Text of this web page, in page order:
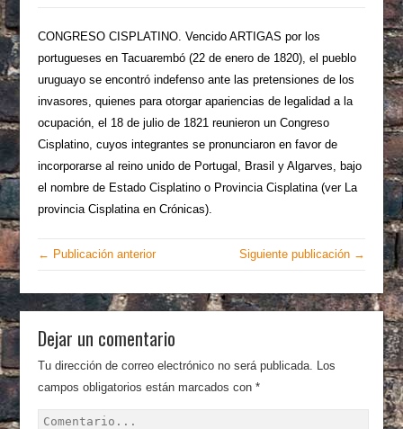
CONGRESO CISPLATINO. Vencido ARTIGAS por los
portugueses en Tacuarembó (22 de enero de 1820), el pueblo
uruguayo se encontró indefenso ante las pretensiones de los
invasores, quienes para otorgar apariencias de legalidad a la
ocupación, el 18 de julio de 1821 reunieron un Congreso
Cisplatino, cuyos integrantes se pronunciaron en favor de
incorporarse al reino unido de Portugal, Brasil y Algarves, bajo
el nombre de Estado Cisplatino o Provincia Cisplatina (ver La
provincia Cisplatina en Crónicas).
← Publicación anterior Siguiente publicación →
Dejar un comentario
Tu dirección de correo electrónico no será publicada. Los
campos obligatorios están marcados con*